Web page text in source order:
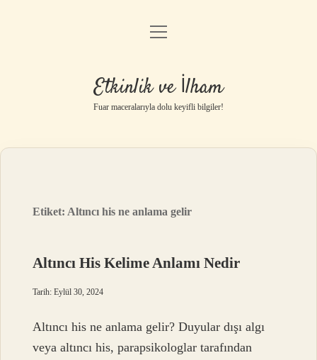
Anasayfa
Gizlilik Politikası
Yasal Uyarı
menüyü
Etkinlik ve İlham
Fuar maceralarıyla dolu keyifli bilgiler!
Etiket: Altıncı his ne anlama gelir
Altıncı His Kelime Anlamı Nedir
Tarih: Eylül 30, 2024
Altıncı his ne anlama gelir? Duyular dışı algı
veya altıncı his, parapsikologlar tarafından